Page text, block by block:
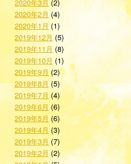
2020年3月 (2)
2020年2月 (4)
2020年1月(1)
2019年12月 (5)
2019年11月 (8)
2019年10月 (1)
2019年9月(2)
2019年8月(5)
2019年7月(4)
2019年6月 (6)
2019年5月 (6)
2019年4月 (3)
2019年3月 (7)
2019年2月(2)